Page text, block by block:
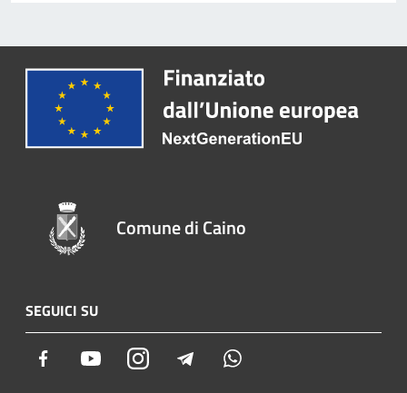
Comune di Caino
SEGUICI SU
Facebook YoutubeInstagram Telegram